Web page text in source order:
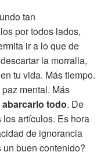
tan
por todos lados,
ir a lo que de
la morralla,
tu vida. Más tiempo.
mental. Más
todo. De
artículos. Es hora
de ignorancia
buen contenido?